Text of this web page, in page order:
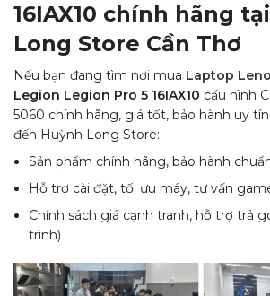
16IAX10 chính hãng
Long Store Cần Thơ
Nếu bạn đang tìm nơi mua Laptop
Legion Legion Pro 5 16IAX10 cấu hình
5060 chính hãng, giá tốt, bảo hành uy
đến Huỳnh Long Store:
Sản phẩm chính hãng, bảo hành
Hỗ trợ cài đặt, tối ưu máy, tư vấn
Chính sách giá cạnh tranh, hỗ trợ trả
trình)